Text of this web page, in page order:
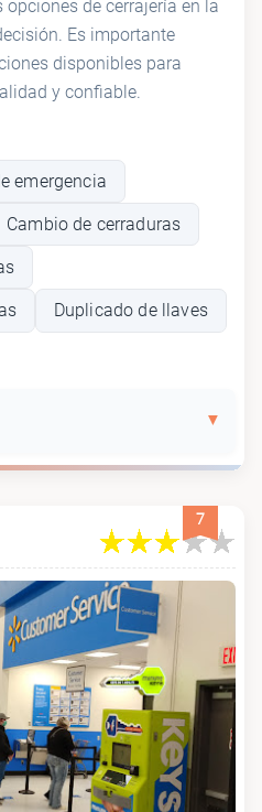
de cerrajería en la
Es importante
disponibles para
y confiable.
emergencia
Cambio de cerraduras
Duplicado de llaves
7